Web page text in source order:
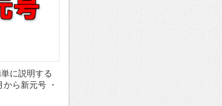
に説明する
ら新元号 ・